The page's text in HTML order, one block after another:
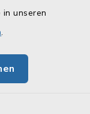
unseren
.